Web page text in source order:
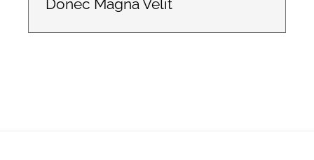
Donec Magna Velit